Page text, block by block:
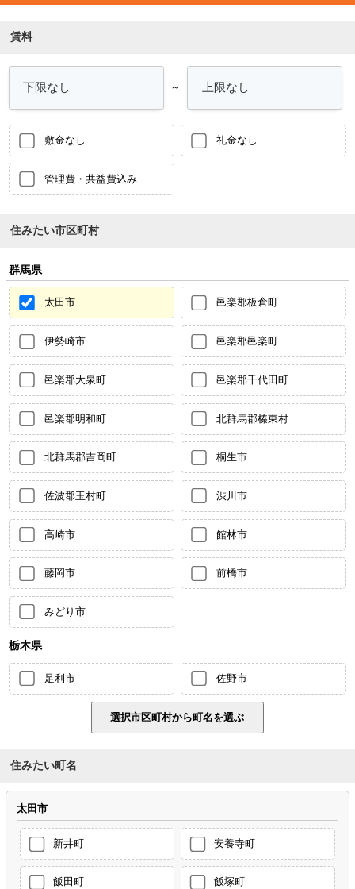
賃料
～
敷金なし 礼金なし
管理費・共益費込み
住みたい市区町村
群馬県
太田市 邑楽郡板倉町
伊勢崎市 邑楽郡邑楽町
邑楽郡大泉町 邑楽郡千代田町
邑楽郡明和町 北群馬郡榛東村
北群馬郡吉岡町 桐生市
佐波郡玉村町 渋川市
高崎市 館林市
藤岡市 前橋市
みどり市
栃木県
足利市 佐野市
住みたい町名
太田市
新井町 安養寺町
飯田町 飯塚町